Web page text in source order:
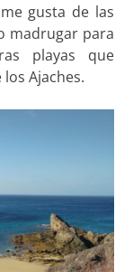
gusta de las
madrugar para
playas que
Ajaches.